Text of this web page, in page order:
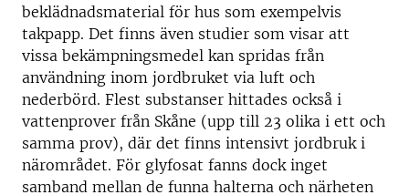
beklädnadsmaterial för hus som exempelvis
takpapp. Det finns även studier som visar att
vissa bekämpningsmedel kan spridas från
användning inom jordbruket via luft och
nederbörd. Flest substanser hittades också i
vattenprover från Skåne (upp till 23 olika i ett och
samma prov), där det finns intensivt jordbruk i
närområdet. För glyfosat fanns dock inget
samband mellan de funna halterna och närheten